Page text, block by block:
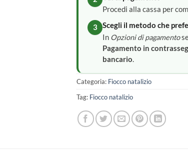
Procedi alla cassa per
3
Scegli il metodo che
In Opzioni di pagamento
Pagamento in
bancario.
Categoria: Fiocco natalizio
Tag: Fiocco natalizio